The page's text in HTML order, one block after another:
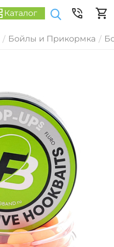
Каталог
/ Бойлы и Прикормка /